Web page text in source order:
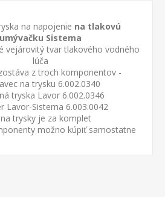
na napojenie na tlakovú
umývačku Sistema
vejárovitý tvar tlakového vodného
lúča
z troch komponentov -
na trysku 6.002.0340
tryska Lavor 6.002.0346
Lavor-Sistema 6.003.0042
trysky je za komplet
možno kúpiť samostatne